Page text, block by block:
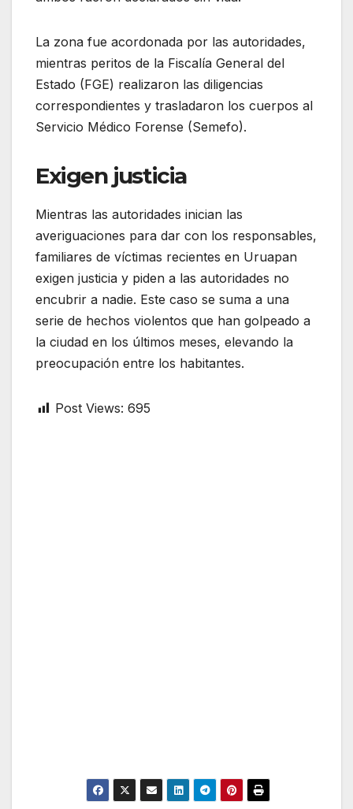
La zona fue acordonada por las autoridades,
mientras peritos de la Fiscalía General del
Estado (FGE) realizaron las diligencias
correspondientes y trasladaron los cuerpos al
Servicio Médico Forense (Semefo).
Exigen justicia
Mientras las autoridades inician las
averiguaciones para dar con los responsables,
familiares de víctimas recientes en Uruapan
exigen justicia y piden a las autoridades no
encubrir a nadie. Este caso se suma a una
serie de hechos violentos que han golpeado a
la ciudad en los últimos meses, elevando la
preocupación entre los habitantes.
Post Views: 695